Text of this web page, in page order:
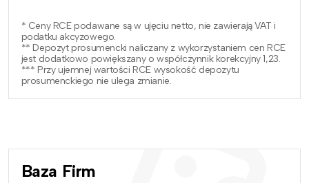
* Ceny RCE podawane są w ujęciu netto, nie zawierają VAT i
podatku akcyzowego.
** Depozyt prosumencki naliczany z wykorzystaniem cen RCE
jest dodatkowo powiększany o współczynnik korekcyjny 1,23.
*** Przy ujemnej wartości RCE wysokość depozytu
prosumenckiego nie ulega zmianie.
Baza Firm